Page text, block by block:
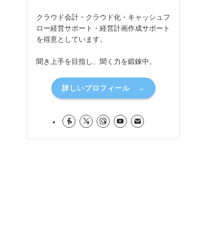
クラウド会計・クラウド化・キャッシュフ
ロー経営サポート・経営計画作成サポート
を得意としています。
聞き上手を目指し、聞く力を鍛錬中。
詳しいプロフィール →